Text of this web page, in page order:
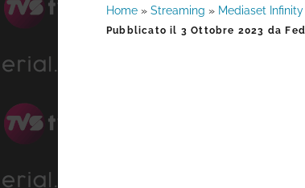
Home » Streaming » Mediaset Infinity
Pubblicato il 3 Ottobre 2023 da
Barra